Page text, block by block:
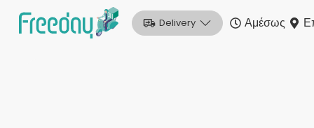
Delivery Αμέσως